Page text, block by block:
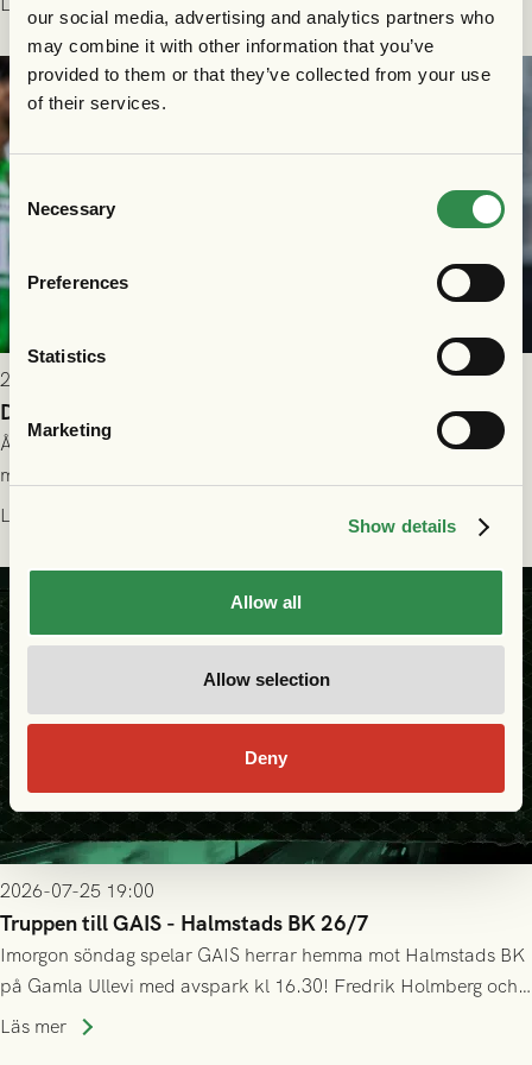
our social media, advertising and analytics partners who
may combine it with other information that you’ve
provided to them or that they’ve collected from your use
of their services.
Consent
Selection
Necessary
Preferences
Statistics
Marketing
Show details
Allow all
Allow selection
Deny
2026-07-26 21:00
Delad poäng mot Halmstads BK
Åter i Allsvenskan stod Halmstads BK för motståndet i en
match som vägde tungt till fördel för GAIS, men där poängen
delades efter dramatik på tilläggstid.
Läs mer
2026-07-25 19:00
Truppen till GAIS - Halmstads BK 26/7
Imorgon söndag spelar GAIS herrar hemma mot Halmstads BK
på Gamla Ullevi med avspark kl 16.30! Fredrik Holmberg och
ledarstaben har tagit ut följande trupp till matchen:
Läs mer